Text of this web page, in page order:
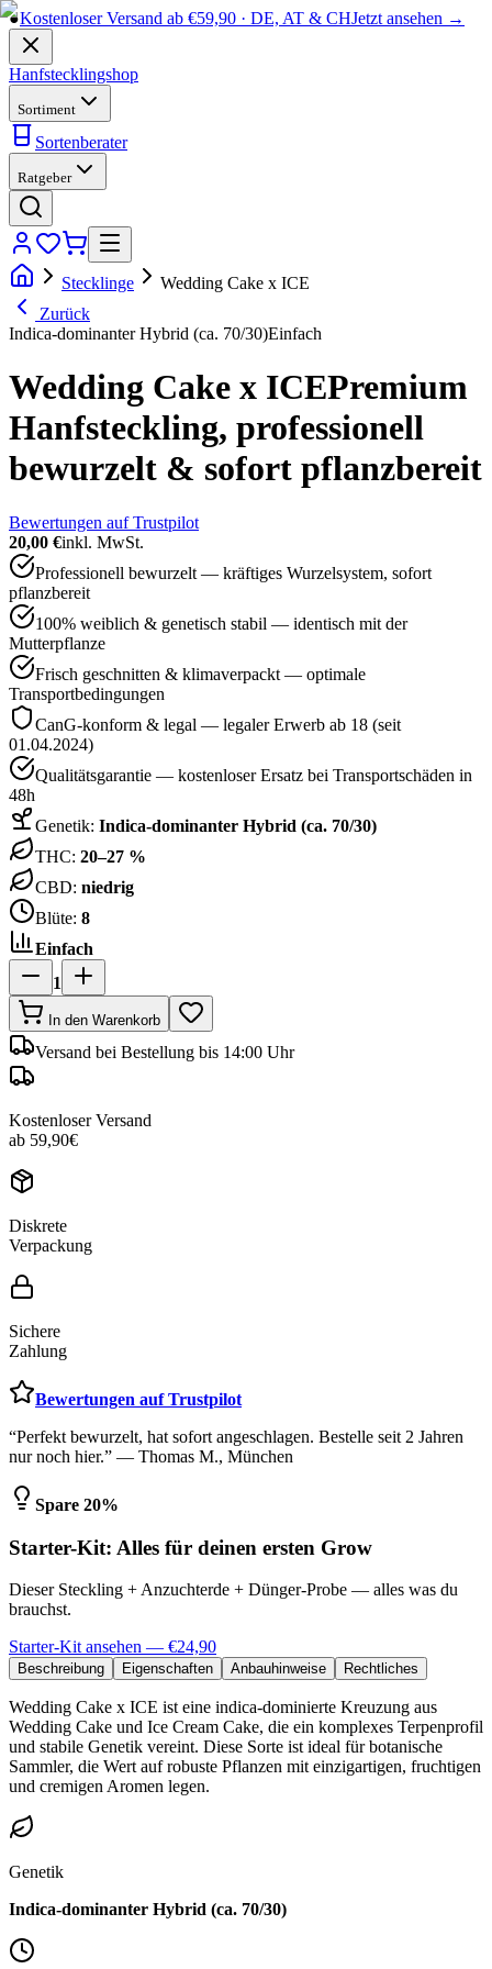
●Kostenloser Versand ab €59,90 · DE, AT & CHJetzt ansehen →
Hanfstecklingshop
Sortiment
Sortenberater
Ratgeber
Stecklinge
Wedding Cake x ICE
Zurück
Indica-dominanter Hybrid (ca. 70/30)Einfach
Wedding Cake x ICEPremium
Hanfsteckling, professionell
bewurzelt & sofort pflanzbereit
Bewertungen auf Trustpilot
20,00 €inkl. MwSt.
Professionell bewurzelt — kräftiges Wurzelsystem, sofort
pflanzbereit
100% weiblich & genetisch stabil — identisch mit der
Mutterpflanze
Frisch geschnitten & klimaverpackt — optimale
Transportbedingungen
CanG-konform & legal — legaler Erwerb ab 18 (seit
01.04.2024)
Qualitätsgarantie — kostenloser Ersatz bei Transportschäden in
48h
Genetik: Indica-dominanter Hybrid (ca. 70/30)
THC: 20–27 %
CBD: niedrig
Blüte: 8
Einfach
1
In den Warenkorb
Versand bei Bestellung bis 14:00 Uhr
Kostenloser Versand
ab 59,90€
Diskrete
Verpackung
Sichere
Zahlung
Bewertungen auf Trustpilot
“Perfekt bewurzelt, hat sofort angeschlagen. Bestelle seit 2 Jahren
nur noch hier.” — Thomas M., München
Spare 20%
Starter-Kit: Alles für deinen ersten Grow
Dieser Steckling + Anzuchterde + Dünger-Probe — alles was du
brauchst.
Starter-Kit ansehen — €24,90
Beschreibung Eigenschaften Anbauhinweise Rechtliches
Wedding Cake x ICE ist eine indica-dominierte Kreuzung aus
Wedding Cake und Ice Cream Cake, die ein komplexes Terpenprofil
und stabile Genetik vereint. Diese Sorte ist ideal für botanische
Sammler, die Wert auf robuste Pflanzen mit einzigartigen, fruchtigen
und cremigen Aromen legen.
Genetik
Indica-dominanter Hybrid (ca. 70/30)